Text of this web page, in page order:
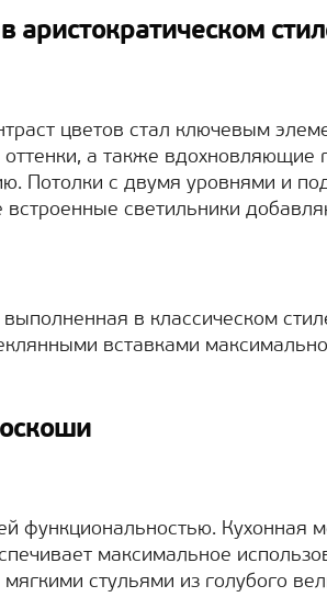
аристократическом
цветов стал ключевым
а также вдохновляющие
Потолки с двумя уровнями и
светильники
в классическом
вставками
функциональностью. Кухонная
максимальное
стульями из голубого